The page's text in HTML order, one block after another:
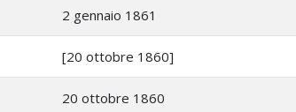
2 gennaio 1861
[20 ottobre 1860]
20 ottobre 1860